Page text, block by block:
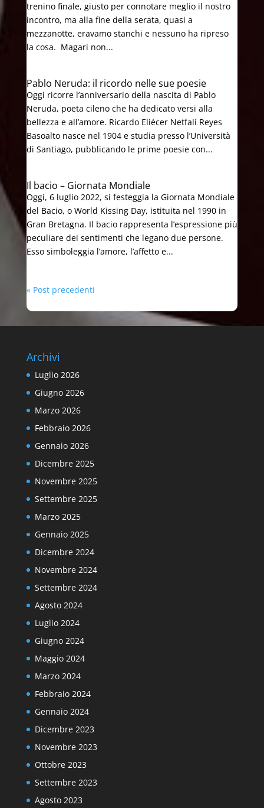
trenino finale, giusto per connotare meglio il nostro
incontro, ma alla fine della serata, quasi a
mezzanotte, eravamo stanchi e nessuno ha ripreso
la cosa. Magari non...
Pablo Neruda: il ricordo nelle sue poesie
Oggi ricorre l’anniversario della nascita di Pablo
Neruda, poeta cileno che ha dedicato versi alla
bellezza e all’amore. Ricardo Eliécer Netfalí Reyes
Basoalto nasce nel 1904 e studia presso l’Università
di Santiago, pubblicando le prime poesie con...
Il bacio – Giornata Mondiale
Oggi, 6 luglio 2022, si festeggia la Giornata Mondiale
del Bacio, o World Kissing Day, istituita nel 1990 in
Gran Bretagna. Il bacio rappresenta l’espressione più
peculiare dei sentimenti che legano due persone.
Esso simboleggia l’amore, l’affetto e...
« Post precedenti
Archivi
Luglio 2026
Giugno 2026
Marzo 2026
Febbraio 2026
Gennaio 2026
Dicembre 2025
Novembre 2025
Settembre 2025
Marzo 2025
Gennaio 2025
Dicembre 2024
Novembre 2024
Settembre 2024
Agosto 2024
Luglio 2024
Giugno 2024
Maggio 2024
Marzo 2024
Febbraio 2024
Gennaio 2024
Dicembre 2023
Novembre 2023
Ottobre 2023
Settembre 2023
Agosto 2023